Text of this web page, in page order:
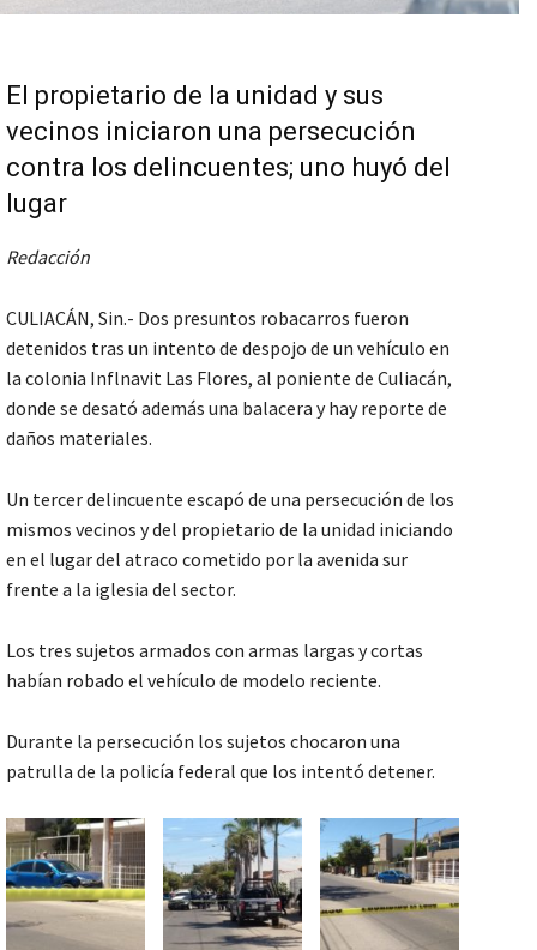
El propietario de la unidad y sus
vecinos iniciaron una persecución
contra los delincuentes; uno huyó del
lugar
Redacción
CULIACÁN, Sin.- Dos presuntos robacarros fueron
detenidos tras un intento de despojo de un vehículo en
la colonia Inflnavit Las Flores, al poniente de Culiacán,
donde se desató además una balacera y hay reporte de
daños materiales.
Un tercer delincuente escapó de una persecución de los
mismos vecinos y del propietario de la unidad iniciando
en el lugar del atraco cometido por la avenida sur
frente a la iglesia del sector.
Los tres sujetos armados con armas largas y cortas
habían robado el vehículo de modelo reciente.
Durante la persecución los sujetos chocaron una
patrulla de la policía federal que los intentó detener.